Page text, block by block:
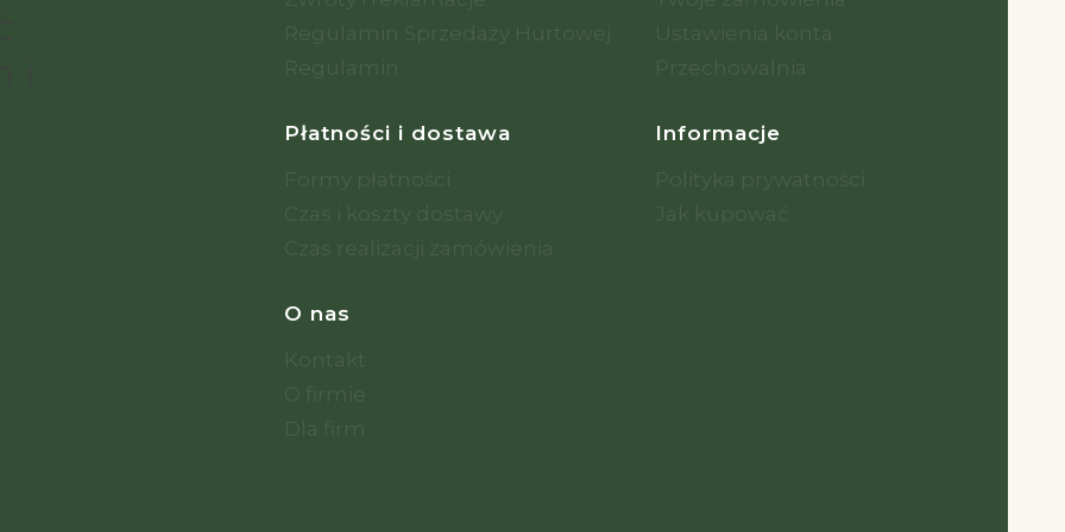
Regulamin Sprzedaży Hurtowej
Regulamin
Ustawienia konta
Przechowalnia
Płatności i dostawa
Formy płatności
Czas i koszty dostawy
Czas realizacji zamówienia
Informacje
Polityka prywatności
Jak kupować
O nas
Kontakt
O firmie
Dla firm